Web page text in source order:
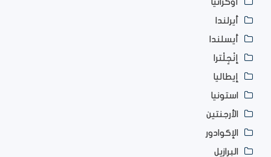
أوكرانيا
أيرلندا
أيسلندا
إنْجِلْترا
إيطاليا
استونيا
الأرجنتين
الإكوادور
البرازيل